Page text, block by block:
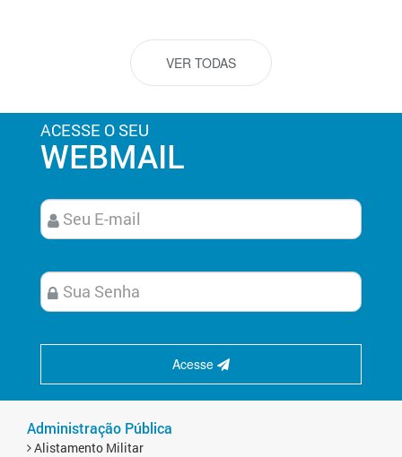
VER TODAS
ACESSE O SEU
WEBMAIL
Acesse
Administração Pública
Alistamento Militar